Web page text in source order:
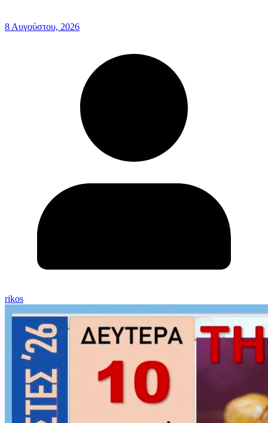
8 Αυγούστου, 2026
rikos